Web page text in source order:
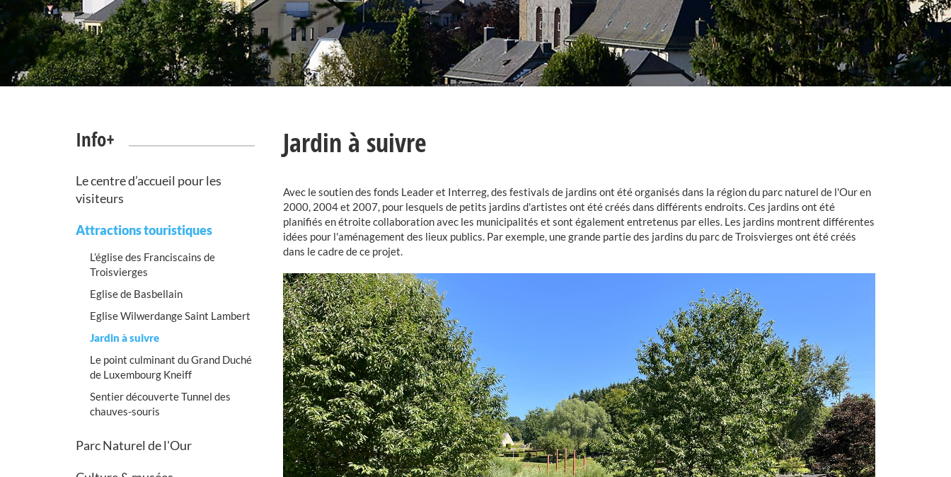
Info+
Le centre d’accueil pour les
visiteurs
Attractions touristiques
L’église des Franciscains de
Troisvierges
Eglise de Basbellain
Eglise Wilwerdange Saint Lambert
Jardin à suivre
Le point culminant du Grand Duché
de Luxembourg Kneiff
Sentier découverte Tunnel des
chauves-souris
Parc Naturel de l'Our
Jardin à suivre
Avec le soutien des fonds Leader et Interreg, des festivals de jardins ont été organisés dans la région du parc naturel de l'Our en
2000, 2004 et 2007, pour lesquels de petits jardins d'artistes ont été créés dans différents endroits. Ces jardins ont été
planifiés en étroite collaboration avec les municipalités et sont également entretenus par elles. Les jardins montrent différentes
idées pour l'aménagement des lieux publics. Par exemple, une grande partie des jardins du parc de Troisvierges ont été créés
dans le cadre de ce projet.